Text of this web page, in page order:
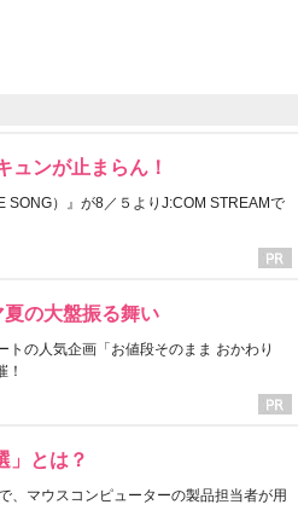
ュンが止まらん！
SONG）』が8／５よりJ:COM STREAMで
の大盤振る舞い
の人気企画「お値段そのまま おかわり
！
」とは？
、マウスコンピューターの製品担当者が用